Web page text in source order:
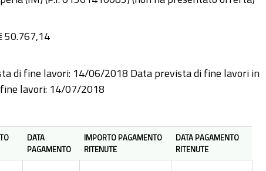
50.767,14
di fine lavori: 14/06/2018 Data prevista di fine lavori in
lavori: 14/07/2018
DATA
PAGAMENTO
IMPORTO PAGAMENTO
RITENUTE
DATA PAGAMENTO
RITENUTE